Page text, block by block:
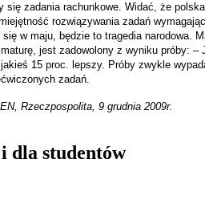
się zadania rachunkowe. Widać, że
rozwiązywania zadań
w maju, będzie to tragedia narodowa.
jest zadowolony z wyniku próby:
15 proc. lepszy. Próby zwykle
zadań.
Rzeczpospolita, 9 grudnia 2009r.
dla studentów
nauczycieli akademickich, Andrzej